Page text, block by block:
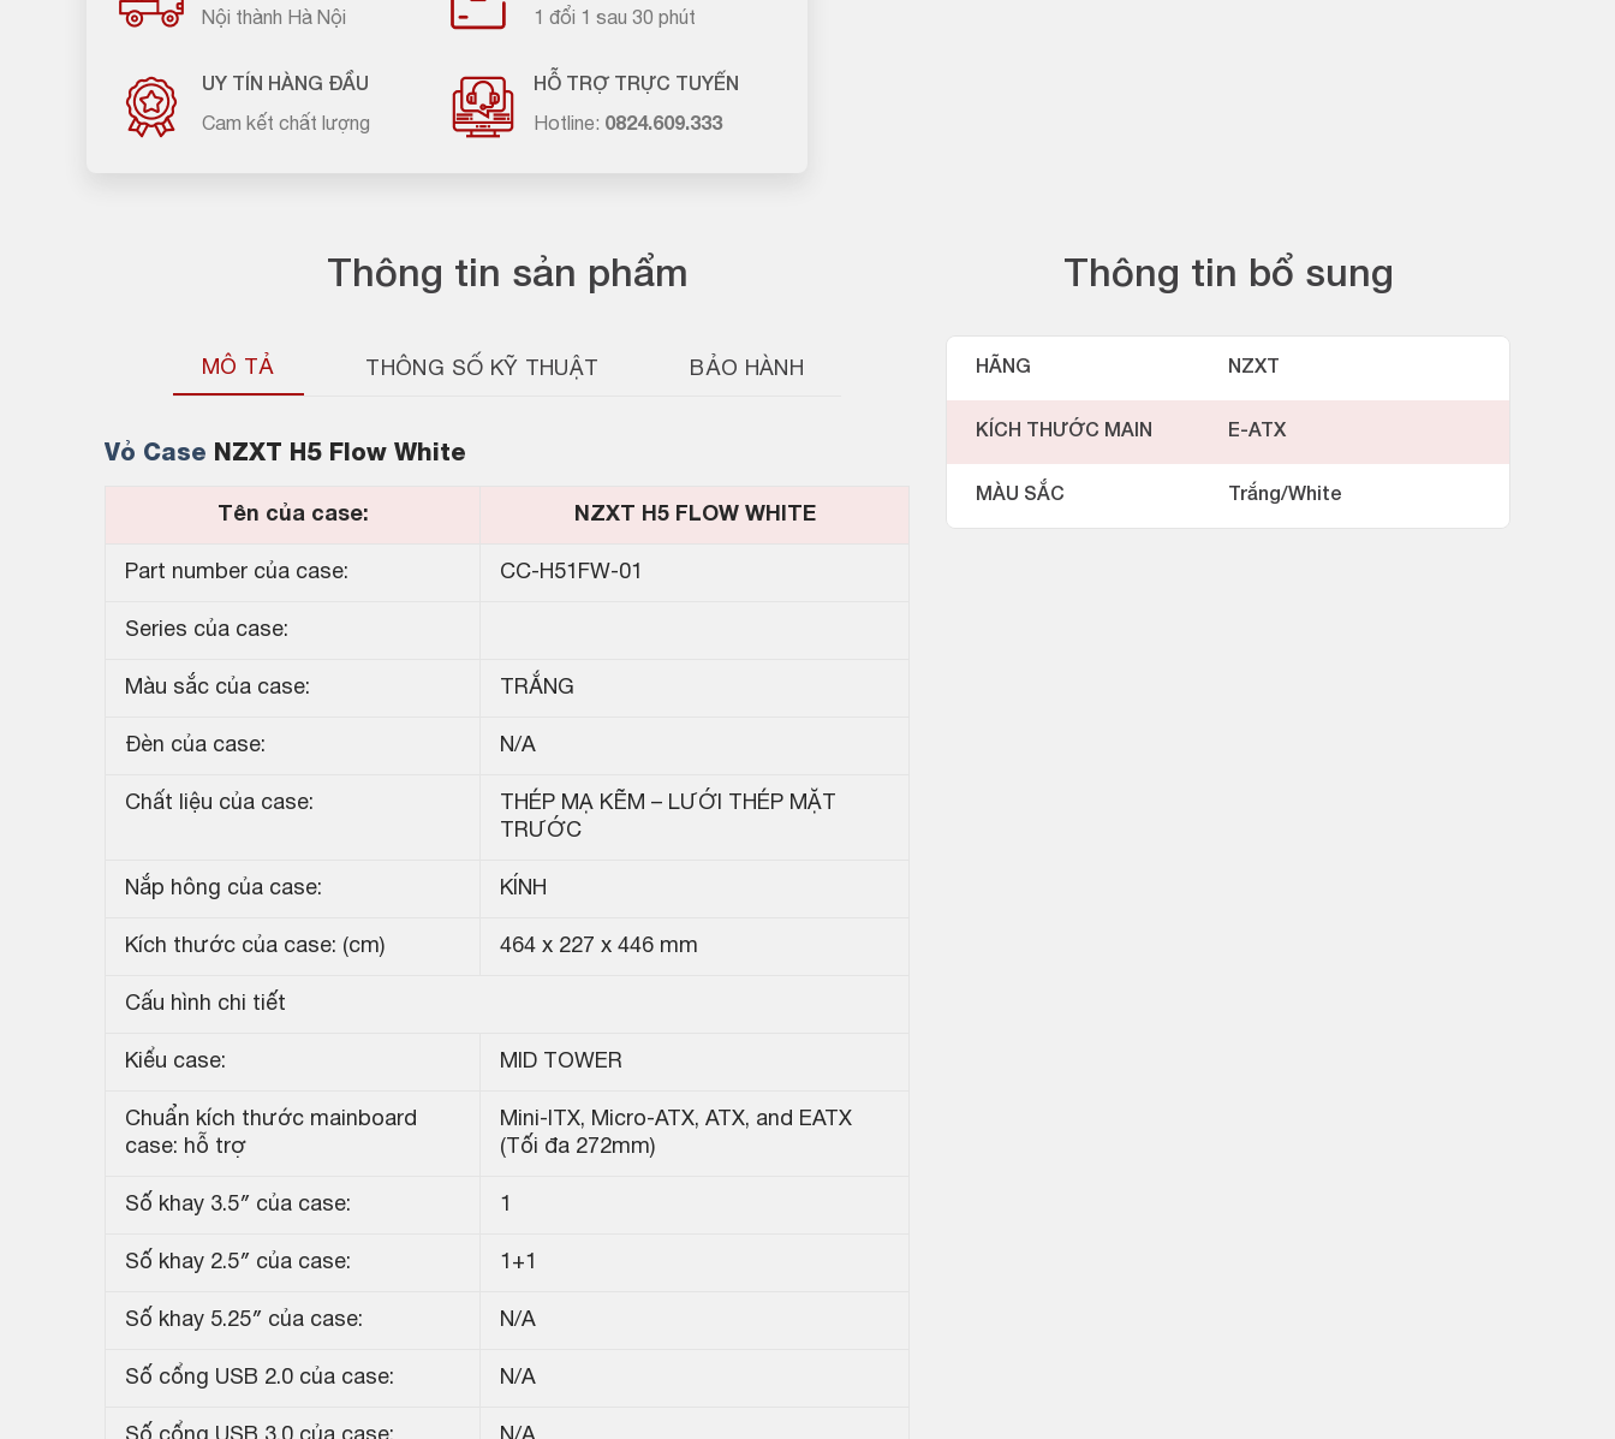
Nội thành Hà Nội 1 đổi 1 sau 30 phút
UY TÍN HÀNG ĐẦU
Cam kết chất lượng
HỖ TRỢ TRỰC TUYẾN
Hotline: 0824.609.333
Thông tin sản phẩm
MÔ TẢ THÔNG SỐ KỸ THUẬT BẢO HÀNH
Vỏ Case NZXT H5 Flow White
Tên của case: NZXT H5 FLOW WHITE
Part number của case: CC-H51FW-01
Series của case:
Màu sắc của case: TRẮNG
Đèn của case: N/A
Chất liệu của case:
THÉP MẠ KẼM – LƯỚI THÉP MẶT
TRƯỚC
Nắp hông của case: KÍNH
Kích thước của case: (cm) 464 x 227 x 446 mm
Cấu hình chi tiết
Kiểu case: MID TOWER
Chuẩn kích thước mainboard
case: hỗ trợ
Mini-ITX, Micro-ATX, ATX, and EATX
(Tối đa 272mm)
Số khay 3.5″ của case: 1
Số khay 2.5″ của case: 1+1
Số khay 5.25″ của case: N/A
Số cổng USB 2.0 của case: N/A
Thông tin bổ sung
HÃNG NZXT
KÍCH THƯỚC MAIN E-ATX
MÀU SẮC Trắng/White